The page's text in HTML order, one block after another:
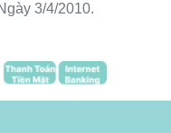
3/4/2010.